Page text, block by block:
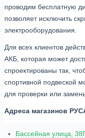
проводим бесплатную
позволяет исключить
электрооборудования.
Для всех клиентов
АКБ, которая может
спроектированы так,
спортивной подвеской
для проверки или
Адреса магазинов
Бассейная улица,